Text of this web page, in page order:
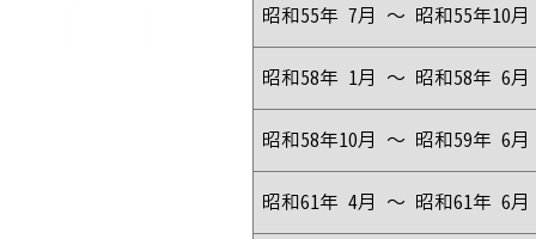
昭和55年 7月 ～ 昭和55年10月
昭和58年 1月 ～ 昭和58年 6月
昭和58年10月 ～ 昭和59年 6月
昭和61年 4月 ～ 昭和61年 6月